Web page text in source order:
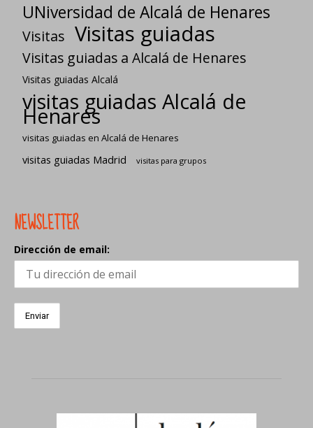
UNiversidad de Alcalá de Henares
Visitas Visitas guiadas
Visitas guiadas a Alcalá de Henares
Visitas guiadas Alcalá
visitas guiadas Alcalá de
Henares
visitas guiadas en Alcalá de Henares
visitas guiadas Madrid visitas para grupos
NEWSLETTER
Dirección de email: